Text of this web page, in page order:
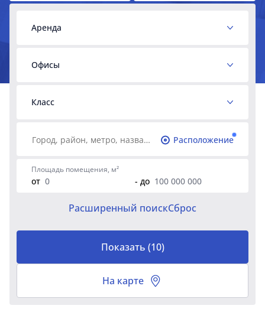
Аренда
Офисы
Класс
Расположение
Площадь помещения, м²
от - до
Расширенный поискСброс
Показать (10)
На карте